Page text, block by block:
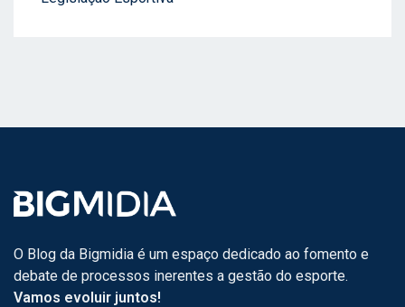
O Blog da Bigmidia é um espaço dedicado ao fomento e
debate de processos inerentes a gestão do esporte.
Vamos evoluir juntos!